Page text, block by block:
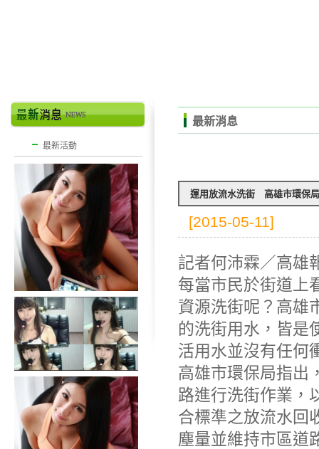
最新活動
最新消息
運用放流水洗街 高雄市環保
[2015-05-11]
記者何沛霖／高雄
每當市民於街道上
資源洗街呢？高雄
的洗街用水，皆是
活用水並沒有任何
高雄市環保局指出
路進行洗街作業，
合標準之放流水回
塵量並維持市區道